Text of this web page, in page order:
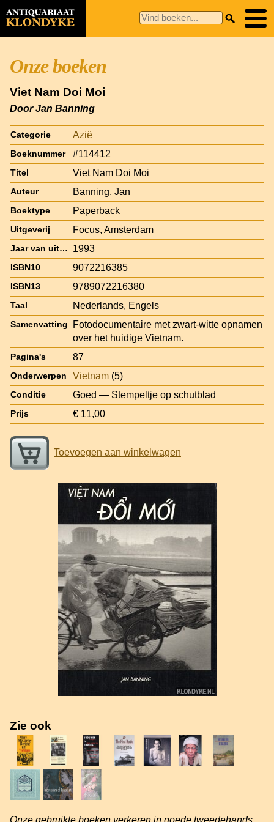
Onze boeken
Viet Nam Doi Moi
Door Jan Banning
Categorie Azië
Boeknummer #114412
Titel Viet Nam Doi Moi
Auteur Banning, Jan
Boektype Paperback
Uitgeverij Focus, Amsterdam
Jaar van uitgave 1993
ISBN10 9072216385
ISBN13 9789072216380
Taal Nederlands, Engels
Samenvatting
Fotodocumentaire met zwart-witte opnamen
over het huidige Vietnam.
Pagina's 87
Onderwerpen Vietnam (5)
Conditie Goed — Stempeltje op schutblad
Prijs € 11,00
Toevoegen aan winkelwagen
Zie ook